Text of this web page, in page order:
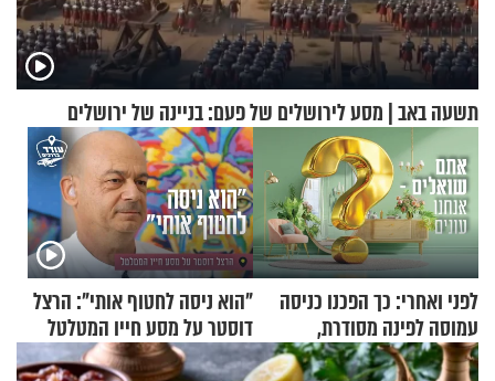
תשעה באב | מסע לירושלים של פעם: בניינה של ירושלים
לפני ואחרי: כך הפכנו כניסה
עמוסה לפינה מסודרת,
שימושית ומזמינה
"הוא ניסה לחטוף אותי": הרצל
דוסטר על מסע חייו המטלטל